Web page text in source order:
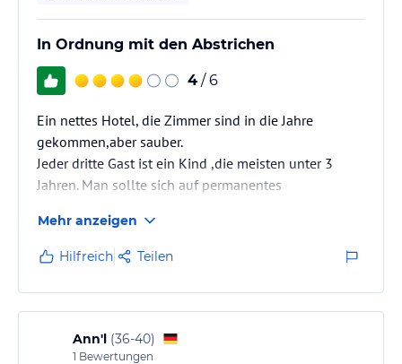
In Ordnung mit den Abstrichen
4 / 6
Ein nettes Hotel, die Zimmer sind in die Jahre
gekommen,aber sauber.
Jeder dritte Gast ist ein Kind ,die meisten unter 3
Jahren. Man sollte sich auf permanentes
auch für alle, die sich einfach entspannen möchten.
Mehr anzeigen
Hilfreich Teilen
Ann'l (36-40)
1 Bewertungen